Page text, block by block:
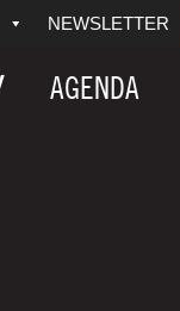
NEWSLETTER
AGENDA